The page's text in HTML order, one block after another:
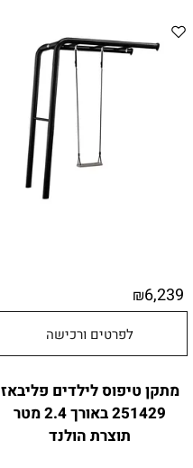
₪6,239
לפרטים ורכישה
מתקן טיפוס לילדים פליבאז
251429 באורך 2.4 מטר
תוצרת הולנד